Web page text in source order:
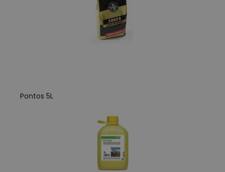
Pontos 5L